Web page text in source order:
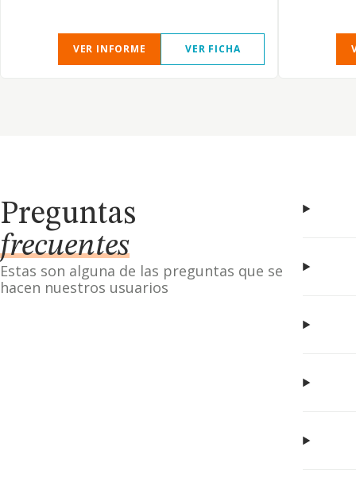
VER INFORME VER FICHA
Preguntas
frecuentes
Estas son alguna de las preguntas que se
hacen nuestros usuarios